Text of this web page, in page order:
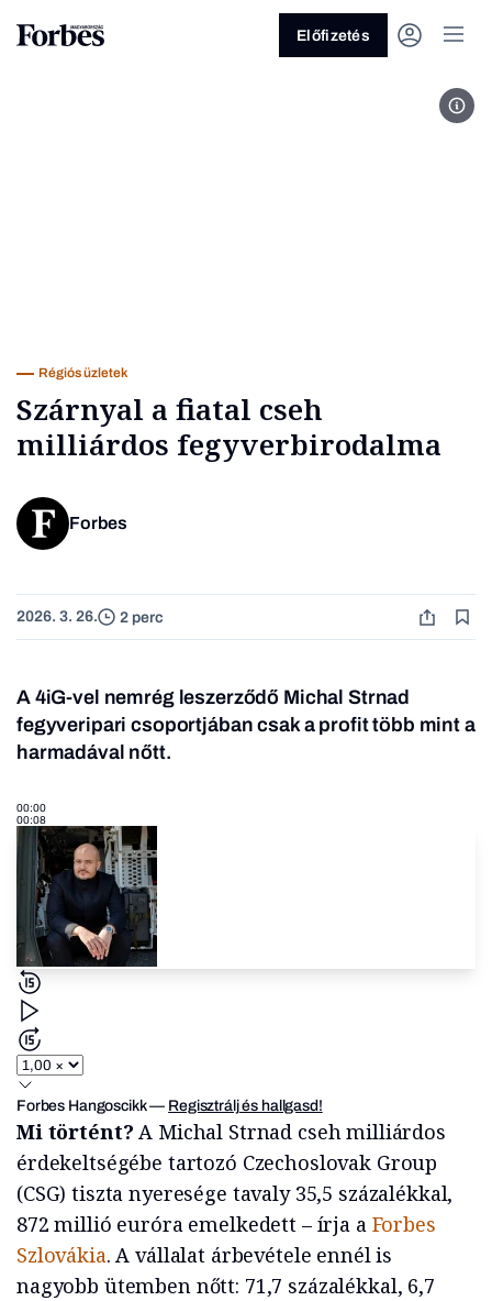
Üzlet
Előfizetés
Régiós üzletek
Szárnyal a fiatal cseh
milliárdos fegyverbirodalma
Forbes
2026. 3. 26. 2 perc
A 4iG-vel nemrég leszerződő Michal Strnad
fegyveripari csoportjában csak a profit több mint a
harmadával nőtt.
00:00
00:08
Forbes Hangoscikk— Regisztrálj és hallgasd!
Mi történt?A Michal Strnad cseh milliárdos
érdekeltségébe tartozó Czechoslovak Group
(CSG) tiszta nyeresége tavaly 35,5 százalékkal,
872 millió euróra emelkedett – írja a Forbes
Szlovákia. A vállalat árbevétele ennél is
nagyobb ütemben nőtt: 71,7 százalékkal, 6,7